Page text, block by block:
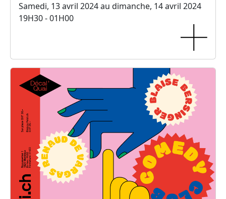
Samedi, 13 avril 2024 au dimanche, 14 avril 2024
19H30 - 01H00